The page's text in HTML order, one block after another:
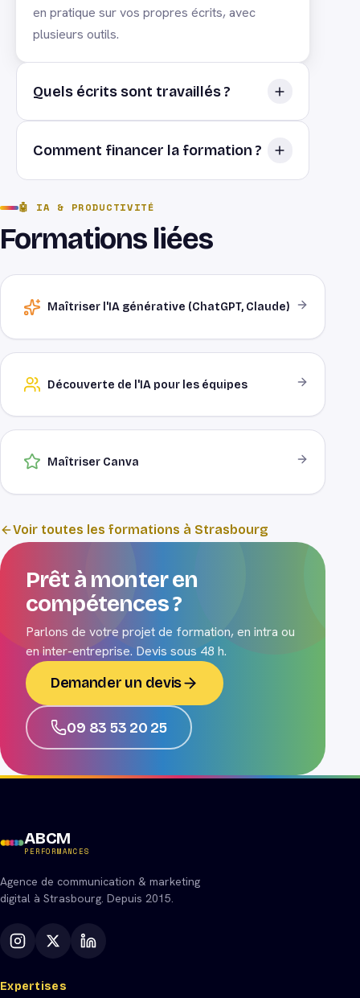
en pratique sur vos propres écrits, avec
plusieurs outils.
Quels écrits sont travaillés ?
E-mails, comptes-rendus, plans, procédures
Comment financer la formation ?
Par votre OPCO ou le plan de développement
des compétences. Organisme certifié Qualiopi.
🤖 IA & PRODUCTIVITÉ
Formations liées
Maîtriser l'IA générative (ChatGPT, Claude)
Découverte de l'IA pour les équipes
Maîtriser Canva
Voir toutes les formations à Strasbourg
Prêt à monter en
compétences ?
Parlons de votre projet de formation, en intra ou
en inter-entreprise. Devis sous 48 h.
Demander un devis
09 83 53 20 25
ABCM
PERFORMANCES
Agence de communication & marketing
digital à Strasbourg. Depuis 2015.
Expertises